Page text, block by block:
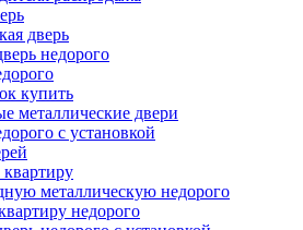
дверь
недорого
купить
металлические двери
с установкой
металлическую недорого
недорого